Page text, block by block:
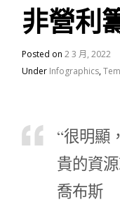
非營利
Posted on2 3 月, 2022
Under Infographics,
“很明顯
貴的資
喬布斯